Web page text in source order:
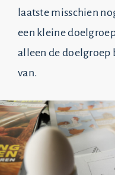
laatste misschien
een kleine
alleen de doelgroep
van.